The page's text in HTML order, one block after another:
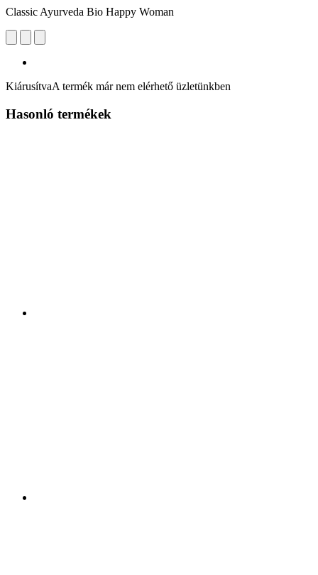
Classic Ayurveda Bio Happy Woman
KiárusítvaA termék már nem elérhető üzletünkben
Hasonló termékek